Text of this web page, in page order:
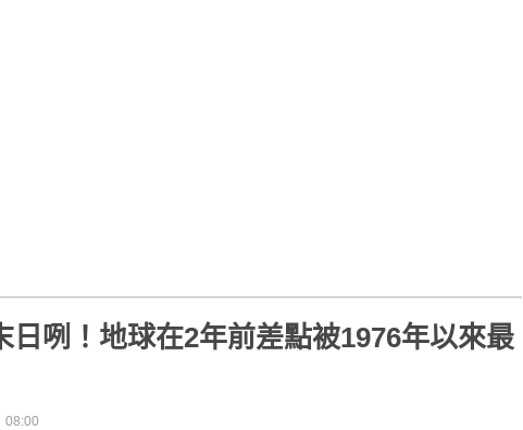
日咧！地球在2年前差點被1976年以來最
08:00